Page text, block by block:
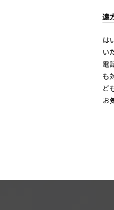
遠
は
い
電
も
ど
お